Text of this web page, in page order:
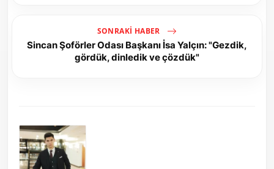
SONRAKI HABER
Sincan Şoförler Odası Başkanı İsa Yalçın: "Gezdik,
gördük, dinledik ve çözdük"